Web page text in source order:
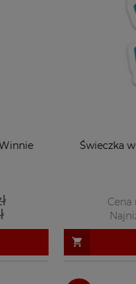
Świeczka